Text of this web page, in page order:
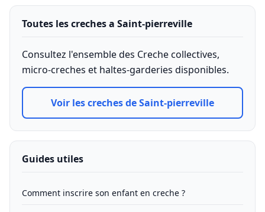
Toutes les creches a Saint-pierreville
Consultez l'ensemble des Creche collectives,
micro-creches et haltes-garderies disponibles.
Voir les creches de Saint-pierreville
Guides utiles
Comment inscrire son enfant en creche ?